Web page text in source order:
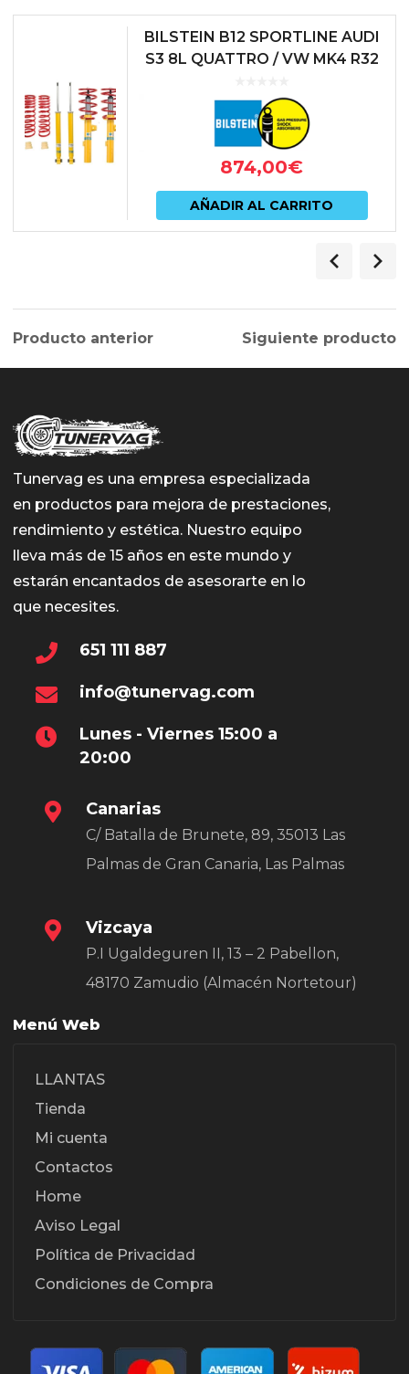
BILSTEIN B12 SPORTLINE AUDI
S3 8L QUATTRO / VW MK4 R32
874,00€
AÑADIR AL CARRITO
Producto anterior Siguiente producto
Tunervag es una empresa especializada
en productos para mejora de prestaciones,
rendimiento y estética. Nuestro equipo
lleva más de 15 años en este mundo y
estarán encantados de asesorarte en lo
que necesites.
651 111 887
info@tunervag.com
Lunes - Viernes 15:00 a
20:00
Canarias
C/ Batalla de Brunete, 89, 35013 Las
Palmas de Gran Canaria, Las Palmas
Vizcaya
P.I Ugaldeguren II, 13 – 2 Pabellon,
48170 Zamudio (Almacén Nortetour)
Menú Web
LLANTAS
Tienda
Mi cuenta
Contactos
Home
Aviso Legal
Política de Privacidad
Condiciones de Compra